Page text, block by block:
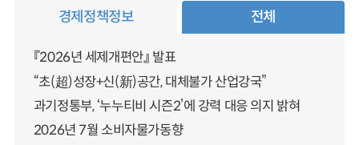
경제정책정보 전체
『2026년 세제개편안』 발표
“초(超)성장+신(新)공간, 대체불가 산업강국”
과기정통부, ‘누누티비 시즌2’에 강력 대응 의지 밝혀
2026년 7월 소비자물가동향